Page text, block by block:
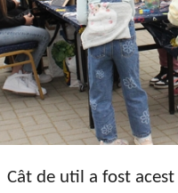
Cât de util a fost